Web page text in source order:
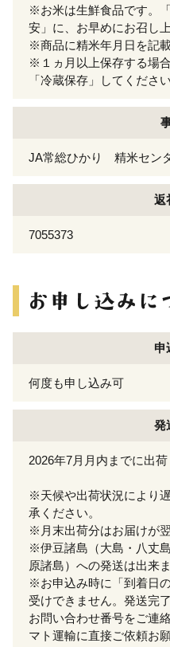
※お米は生鮮食品です。
安」に、お早めにお召し
※商品に精米年月日を記載
※１ヵ月以上保存する場
「冷蔵保存」してください
JA常総ひかり 精米セン
返
7055373
申
何度も申し込み可
発
2026年7月月内までに出荷
※天候や出荷状況により
承ください。
※月末出荷分はお届けが翌
※伊豆諸島（大島・八丈
原諸島）への発送は出来ま
※お申込み時に「到着日
受けできません。発送完
お問い合わせ番号をご連
マト運輸に直接ご依頼お